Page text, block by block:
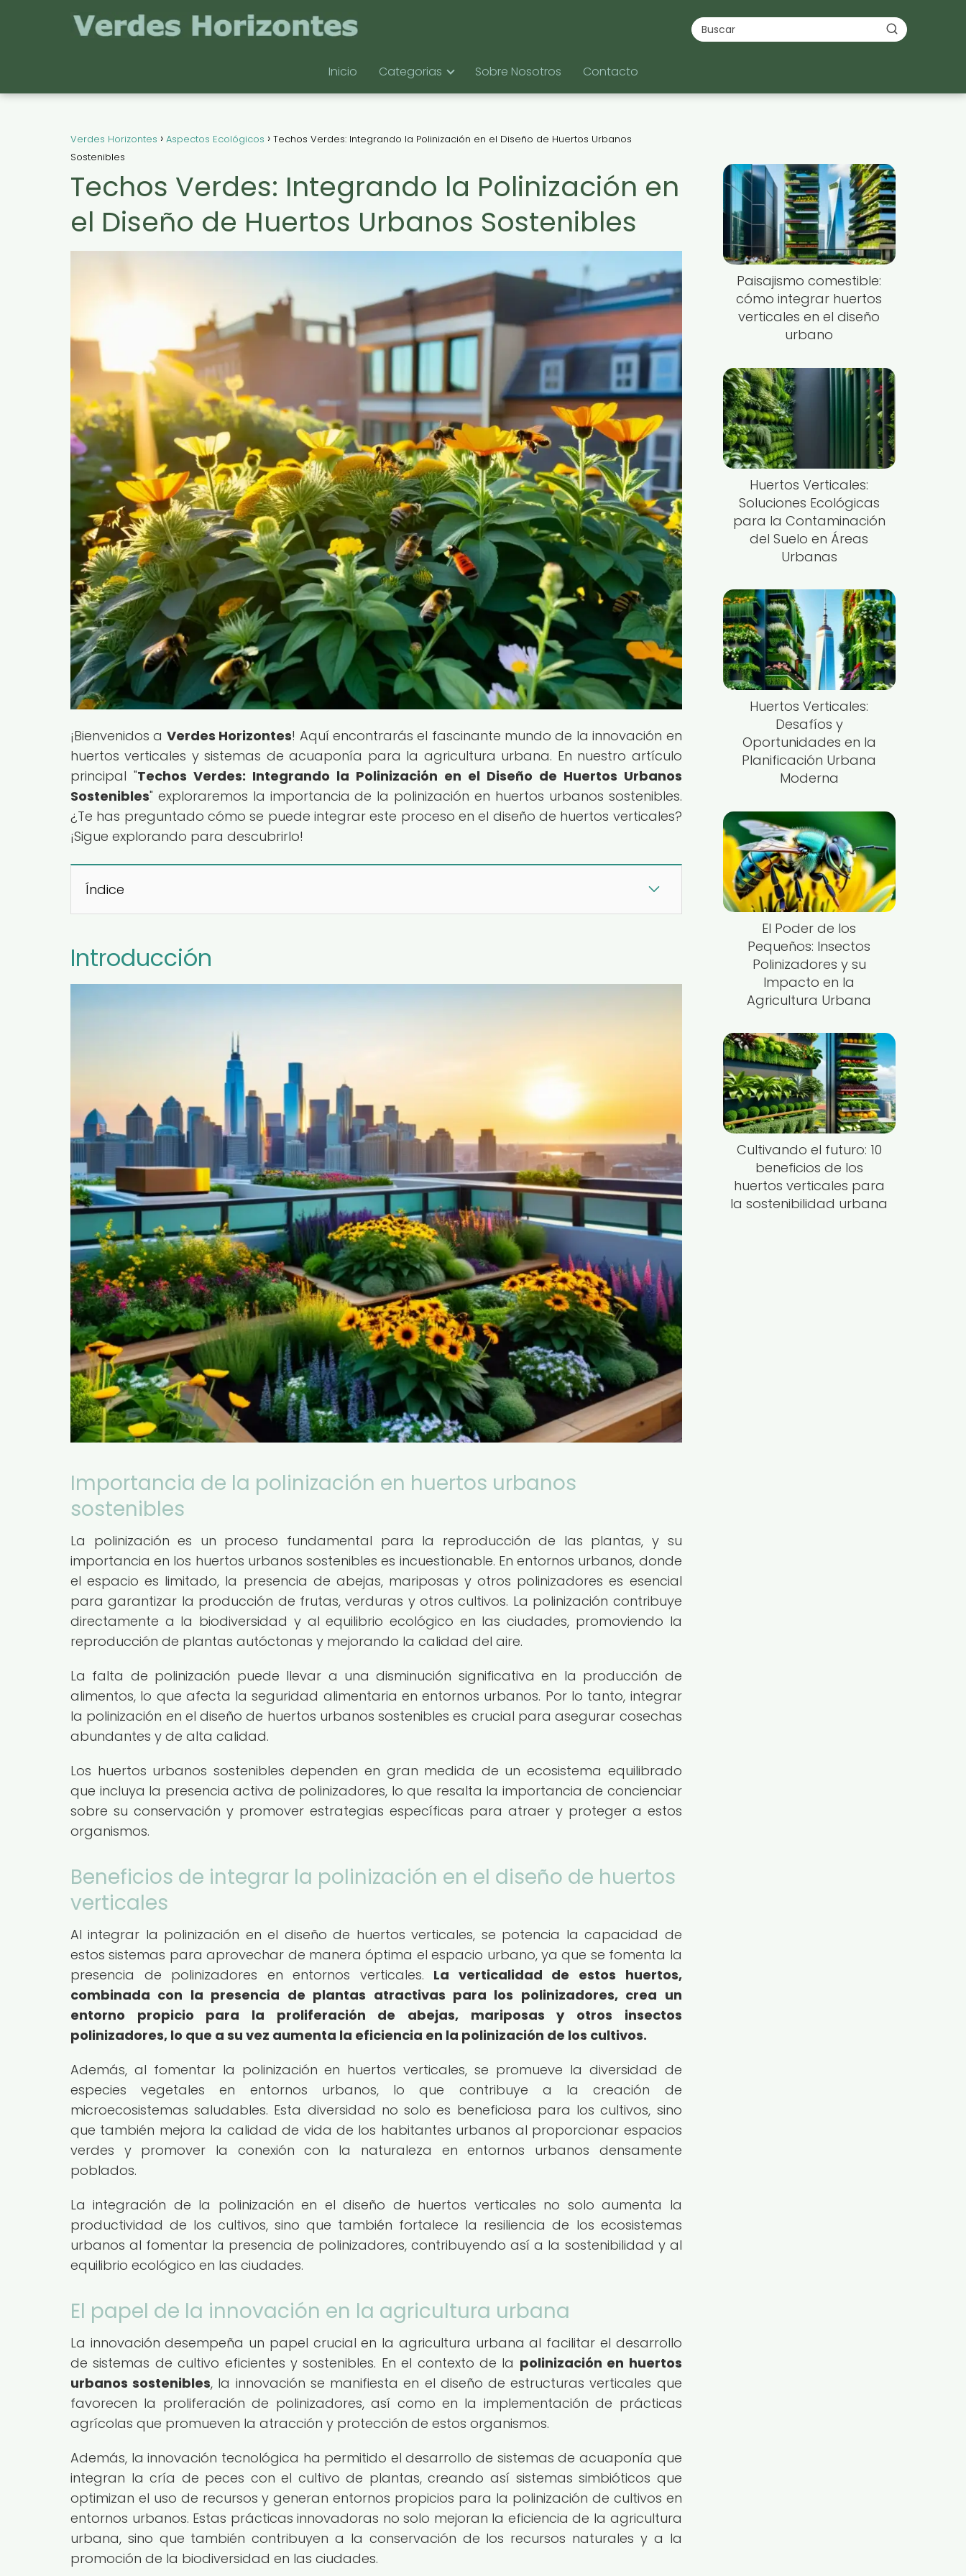
Inicio Categorias Sobre Nosotros Contacto
Verdes Horizontes Aspectos Ecológicos
Techos Verdes: Integrando la Polinización en el Diseño de Huertos Urbanos
Sostenibles
Techos Verdes: Integrando la Polinización en
el Diseño de Huertos Urbanos Sostenibles
¡Bienvenidos a Verdes Horizontes! Aquí encontrarás el fascinante mundo de la innovación en
huertos verticales y sistemas de acuaponía para la agricultura urbana. En nuestro artículo
principal "Techos Verdes: Integrando la Polinización en el Diseño de Huertos Urbanos
Sostenibles" exploraremos la importancia de la polinización en huertos urbanos sostenibles.
¿Te has preguntado cómo se puede integrar este proceso en el diseño de huertos verticales?
¡Sigue explorando para descubrirlo!
Índice
Introducción
Importancia de la polinización en huertos urbanos
sostenibles
La polinización es un proceso fundamental para la reproducción de las plantas, y su
importancia en los huertos urbanos sostenibles es incuestionable. En entornos urbanos, donde
el espacio es limitado, la presencia de abejas, mariposas y otros polinizadores es esencial
para garantizar la producción de frutas, verduras y otros cultivos. La polinización contribuye
directamente a la biodiversidad y al equilibrio ecológico en las ciudades, promoviendo la
reproducción de plantas autóctonas y mejorando la calidad del aire.
La falta de polinización puede llevar a una disminución significativa en la producción de
alimentos, lo que afecta la seguridad alimentaria en entornos urbanos. Por lo tanto, integrar
la polinización en el diseño de huertos urbanos sostenibles es crucial para asegurar cosechas
abundantes y de alta calidad.
Los huertos urbanos sostenibles dependen en gran medida de un ecosistema equilibrado
que incluya la presencia activa de polinizadores, lo que resalta la importancia de concienciar
sobre su conservación y promover estrategias específicas para atraer y proteger a estos
organismos.
Beneficios de integrar la polinización en el diseño de huertos
verticales
Al integrar la polinización en el diseño de huertos verticales, se potencia la capacidad de
estos sistemas para aprovechar de manera óptima el espacio urbano, ya que se fomenta la
presencia de polinizadores en entornos verticales. La verticalidad de estos huertos,
combinada con la presencia de plantas atractivas para los polinizadores, crea un
entorno propicio para la proliferación de abejas, mariposas y otros insectos
polinizadores, lo que a su vez aumenta la eficiencia en la polinización de los cultivos.
Además, al fomentar la polinización en huertos verticales, se promueve la diversidad de
especies vegetales en entornos urbanos, lo que contribuye a la creación de
microecosistemas saludables. Esta diversidad no solo es beneficiosa para los cultivos, sino
que también mejora la calidad de vida de los habitantes urbanos al proporcionar espacios
verdes y promover la conexión con la naturaleza en entornos urbanos densamente
poblados.
La integración de la polinización en el diseño de huertos verticales no solo aumenta la
productividad de los cultivos, sino que también fortalece la resiliencia de los ecosistemas
urbanos al fomentar la presencia de polinizadores, contribuyendo así a la sostenibilidad y al
equilibrio ecológico en las ciudades.
El papel de la innovación en la agricultura urbana
La innovación desempeña un papel crucial en la agricultura urbana al facilitar el desarrollo
de sistemas de cultivo eficientes y sostenibles. En el contexto de la polinización en huertos
urbanos sostenibles, la innovación se manifiesta en el diseño de estructuras verticales que
favorecen la proliferación de polinizadores, así como en la implementación de prácticas
agrícolas que promueven la atracción y protección de estos organismos.
Además, la innovación tecnológica ha permitido el desarrollo de sistemas de acuaponía que
integran la cría de peces con el cultivo de plantas, creando así sistemas simbióticos que
optimizan el uso de recursos y generan entornos propicios para la polinización de cultivos en
entornos urbanos. Estas prácticas innovadoras no solo mejoran la eficiencia de la agricultura
urbana, sino que también contribuyen a la conservación de los recursos naturales y a la
promoción de la biodiversidad en las ciudades.
Paisajismo comestible:
cómo integrar huertos
verticales en el diseño
urbano
Huertos Verticales:
Soluciones Ecológicas
para la Contaminación
del Suelo en Áreas
Urbanas
Huertos Verticales:
Desafíos y
Oportunidades en la
Planificación Urbana
Moderna
El Poder de los
Pequeños: Insectos
Polinizadores y su
Impacto en la
Agricultura Urbana
Cultivando el futuro: 10
beneficios de los
huertos verticales para
la sostenibilidad urbana